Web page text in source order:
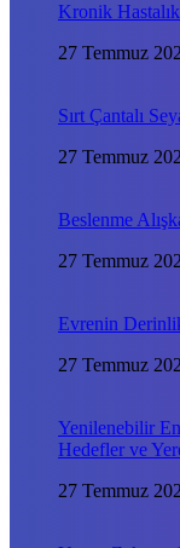
Kronik
27 Temmuz
Sırt Çantalı
27 Temmuz
Beslenme
27 Temmuz
Evrenin
27 Temmuz
Yenilenebilir
Hedefler ve
27 Temmuz